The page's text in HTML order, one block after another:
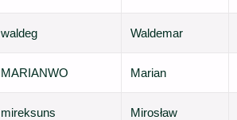
waldeg Waldemar
MARIANWO Marian
mireksuns Mirosław